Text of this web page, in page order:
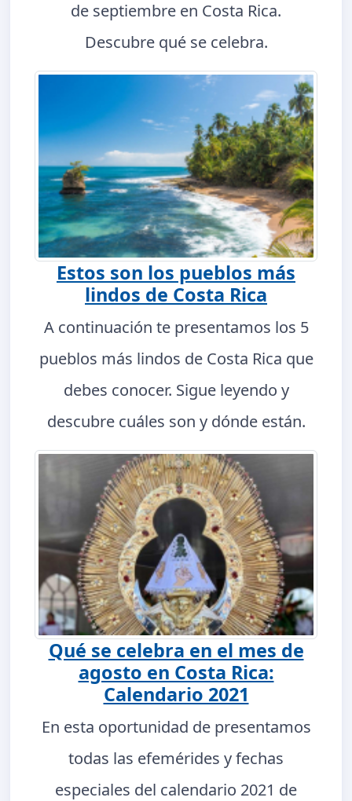
de septiembre en Costa Rica.
Descubre qué se celebra.
Estos son los pueblos más
lindos de Costa Rica
A continuación te presentamos los 5
pueblos más lindos de Costa Rica que
debes conocer. Sigue leyendo y
descubre cuáles son y dónde están.
Qué se celebra en el mes de
agosto en Costa Rica:
Calendario 2021
En esta oportunidad de presentamos
todas las efemérides y fechas
especiales del calendario 2021 de